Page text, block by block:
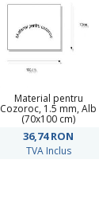
Material pentru
Cozoroc, 1.5 mm, Alb
(70x100 cm)
36,74RON
TVA Inclus